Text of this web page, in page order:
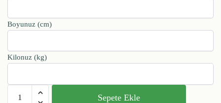
Boyunuz (cm)
Kilonuz (kg)
Sepete Ekle